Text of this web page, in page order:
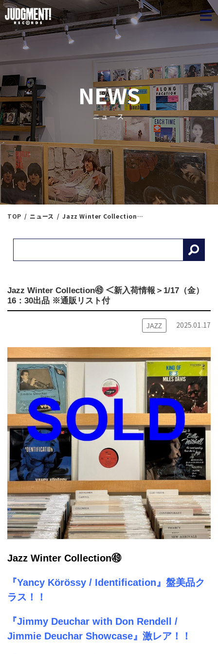
NEWS
ニュース
TOP ニュース Jazz Winter Collection㊾ ＜新入荷情報＞1/17（金）16：30出品 ※通販リスト付
Jazz Winter Collection㊾ ＜新入荷情報＞1/17（金）
16：30出品 ※通販リスト付
JAZZ 2025.01.17
Jazz Winter Collection㊾
『Yancy Körössy / Identification』盤美品ク
ラス！！
『Jimmy Deuchar with Don Rendell /
Jimmie Deuchar Showcase』激レア！！